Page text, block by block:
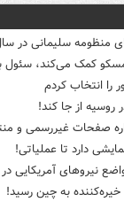
سلیمانی در سال
کمک می‌کند، سئول
را انتخاب کردم
روسیه از جا ‌کند!
صفحات غیررسمی و
دارد تا عملیاتی!
نیروهای آمریکایی
به چین رسید!